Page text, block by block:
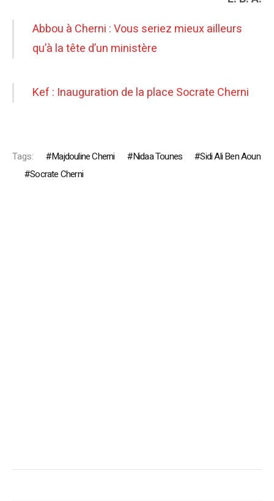
Abbou à Cherni : Vous seriez mieux ailleurs
qu’à la tête d’un ministère
Kef : Inauguration de la place Socrate Cherni
Tags: Majdouline Cherni Nidaa Tounes
Sidi Ali Ben Aoun
Socrate Cherni